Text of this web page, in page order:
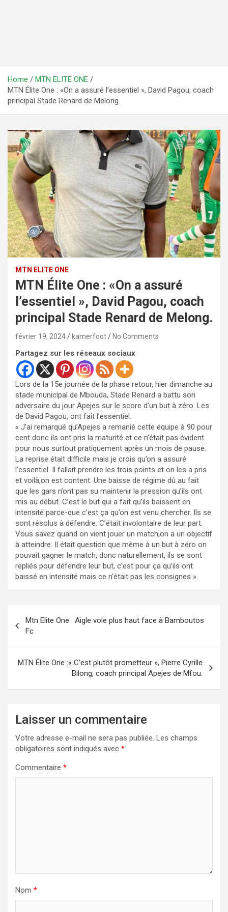
Home
MTN ELITE ONE
MTN Élite One : «On a assuré l’essentiel », David Pagou, coach
principal Stade Renard de Melong.
MTN ELITE ONE
MTN Élite One : «On a assuré
l’essentiel », David Pagou, coach
principal Stade Renard de Melong.
février 19, 2024 kamerfoot No Comments
Partagez sur les réseaux sociaux
Lors de la 15e journée de la phase retour, hier dimanche au
stade municipal de Mbouda, Stade Renard a battu son
adversaire du jour Apejes sur le score d’un but à zéro. Les
de David Pagou, ont fait l’essentiel.
« J’ai remarqué qu’Apejes a remanié cette équipe à 90 pour
cent donc ils ont pris la maturité et ce n’était pas évident
pour nous surtout pratiquement après un mois de pause.
La reprise était difficile mais je crois qu’on a assuré
l’essentiel. Il fallait prendre les trois points et on les a pris
et voilà,on est content. Une baisse de régime dû au fait
que les gars n’ont pas su maintenir la pression qu’ils ont
mis au début. C’est le but qui a fait qu’ils baissent en
intensité parce-que c’est ça qu’on est venu chercher. Ils se
sont résolus à défendre. C’était involontaire de leur part.
Vous savez quand on vient jouer un match,on a un objectif
à atteindre. Il était question que même à un but à zéro on
pouvait gagner le match, donc naturellement, ils se sont
repliés pour défendre leur but, c’est pour ça qu’ils ont
baissé en intensité mais ce n’était pas les consignes ».
de
l’article
Mtn Elite One : Aigle vole plus haut face à Bamboutos
Fc
MTN Élite One :« C’est plutôt prometteur », Pierre Cyrille
Bilong, coach principal Apejes de Mfou.
Laisser un commentaire
Votre adresse e-mail ne sera pas publiée. Les champs
obligatoires sont indiqués avec *
Commentaire *
Nom *